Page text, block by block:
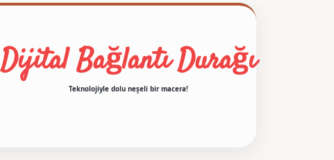
Dijital Bağlantı Durağı
Teknolojiyle dolu neşeli bir macera!